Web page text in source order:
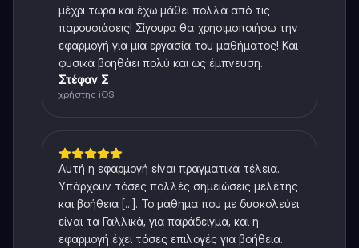
μέχρι τώρα και έχω μάθει πολλά από τις
παρουσιάσεις! Σίγουρα θα χρησιμοποιήσω την
εφαρμογή για μια εργασία του μαθήματος! Και
φυσικά βοηθάει πολύ και ως έμπνευση.
Στέφαν Σ
χρήστης iOS
Αυτή η εφαρμογή είναι πραγματικά τέλεια.
Υπάρχουν τόσες πολλές σημειώσεις μελέτης
και βοήθεια [...]. Το μάθημα που με δυσκολεύει
είναι τα Γαλλικά, για παράδειγμα, και η
εφαρμογή έχει τόσες επιλογές για βοήθεια.